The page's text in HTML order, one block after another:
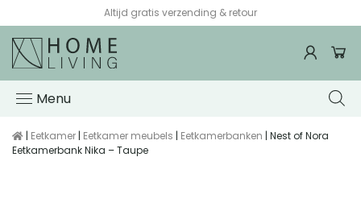
Altijd gratis verzending & retour
Menu
| Eetkamer | Eetkamer meubels | Eetkamerbanken | Nest of Nora
Eetkamerbank Nika – Taupe